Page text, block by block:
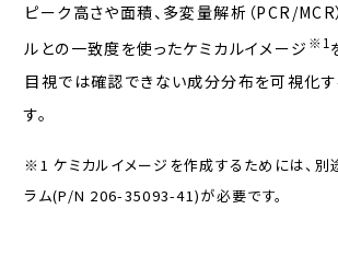
ピーク高さや面積、多変量解析（PCR/MCR
ルとの一致度を使ったケミカルイメージ ※1
目視では確認できない成分分布を可視化す
す。
※1 ケミカルイメージを作成するためには、別
ラム(P/N 206-35093-41)が必要です。